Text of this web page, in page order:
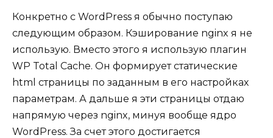
Конкретно с WordPress я обычно поступаю
следующим образом. Кэширование nginx я не
использую. Вместо этого я использую плагин
WP Total Cache. Он формирует статические
html страницы по заданным в его настройках
параметрам. А дальше я эти страницы отдаю
напрямую через nginx, минуя вообще ядро
WordPress. За счет этого достигается